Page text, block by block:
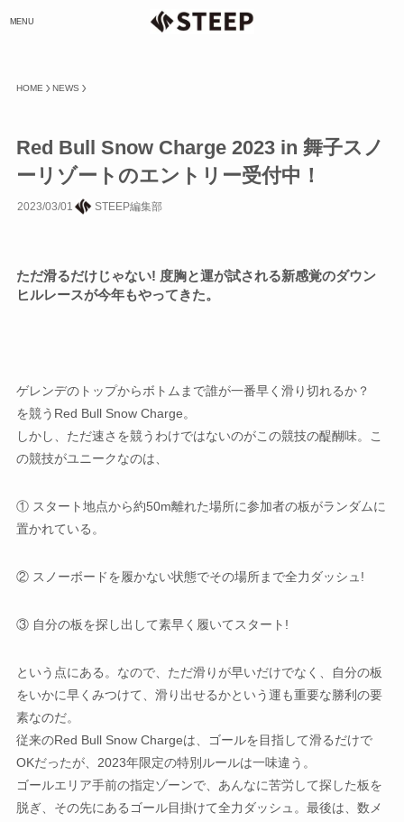
MENU
HOME NEWS
Red Bull Snow Charge 2023 in 舞子スノ
ーリゾートのエントリー受付中！
2023/03/01 STEEP編集部
ただ滑るだけじゃない! 度胸と運が試される新感覚のダウン
ヒルレースが今年もやってきた。
ゲレンデのトップからボトムまで誰が一番早く滑り切れるか？
を競うRed Bull Snow Charge。
しかし、ただ速さを競うわけではないのがこの競技の醍醐味。こ
の競技がユニークなのは、
① スタート地点から約50m離れた場所に参加者の板がランダムに
置かれている。
② スノーボードを履かない状態でその場所まで全力ダッシュ!
③ 自分の板を探し出して素早く履いてスタート!
という点にある。なので、ただ滑りが早いだけでなく、自分の板
をいかに早くみつけて、滑り出せるかという運も重要な勝利の要
素なのだ。
従来のRed Bull Snow Chargeは、ゴールを目指して滑るだけで
OKだったが、2023年限定の特別ルールは一味違う。
ゴールエリア手前の指定ゾーンで、あんなに苦労して探した板を
脱ぎ、その先にあるゴール目掛けて全力ダッシュ。最後は、数メ